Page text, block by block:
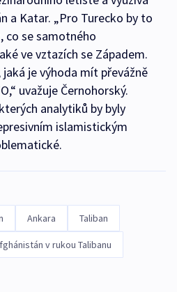
a Katar. „Pro Turecko by to
co se samotného
ve vztazích se Západem.
je výhoda mít převážně
uvažuje Černohorský.
analytiků by byly
islamistickým
Ankara Taliban
v rukou Talibanu